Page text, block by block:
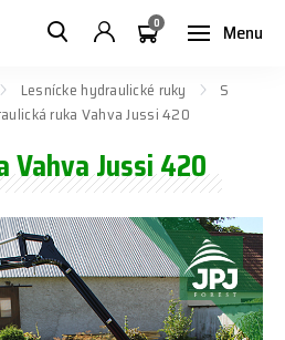
Menu
0
Lesnícke hydraulické ruky
S
ruka Vahva Jussi 420
Vahva Jussi 420